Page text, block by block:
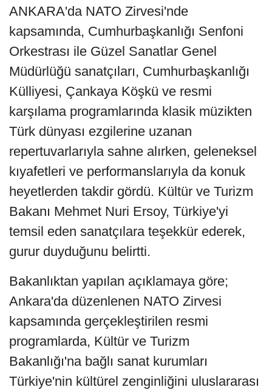
ANKARA'da NATO Zirvesi'nde
kapsamında, Cumhurbaşkanlığı Senfoni
Orkestrası ile Güzel Sanatlar Genel
Müdürlüğü sanatçıları, Cumhurbaşkanlığı
Külliyesi, Çankaya Köşkü ve resmi
karşılama programlarında klasik müzikten
Türk dünyası ezgilerine uzanan
repertuvarlarıyla sahne alırken, geleneksel
kıyafetleri ve performanslarıyla da konuk
heyetlerden takdir gördü. Kültür ve Turizm
Bakanı Mehmet Nuri Ersoy, Türkiye'yi
temsil eden sanatçılara teşekkür ederek,
gurur duyduğunu belirtti.
Bakanlıktan yapılan açıklamaya göre;
Ankara'da düzenlenen NATO Zirvesi
kapsamında gerçekleştirilen resmi
programlarda, Kültür ve Turizm
Bakanlığı'na bağlı sanat kurumları
Türkiye'nin kültürel zenginliğini uluslararası